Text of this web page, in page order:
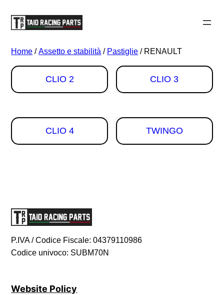
contenuto
Home /Assetto e stabilità / Pastiglie / RENAULT
CLIO 2 CLIO 3
CLIO 4 TWINGO
P.IVA / Codice Fiscale: 04379110986
Codice univoco: SUBM70N
Website Policy